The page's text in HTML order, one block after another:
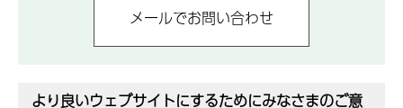
より良いウェブサイトにするためにみなさまのご意